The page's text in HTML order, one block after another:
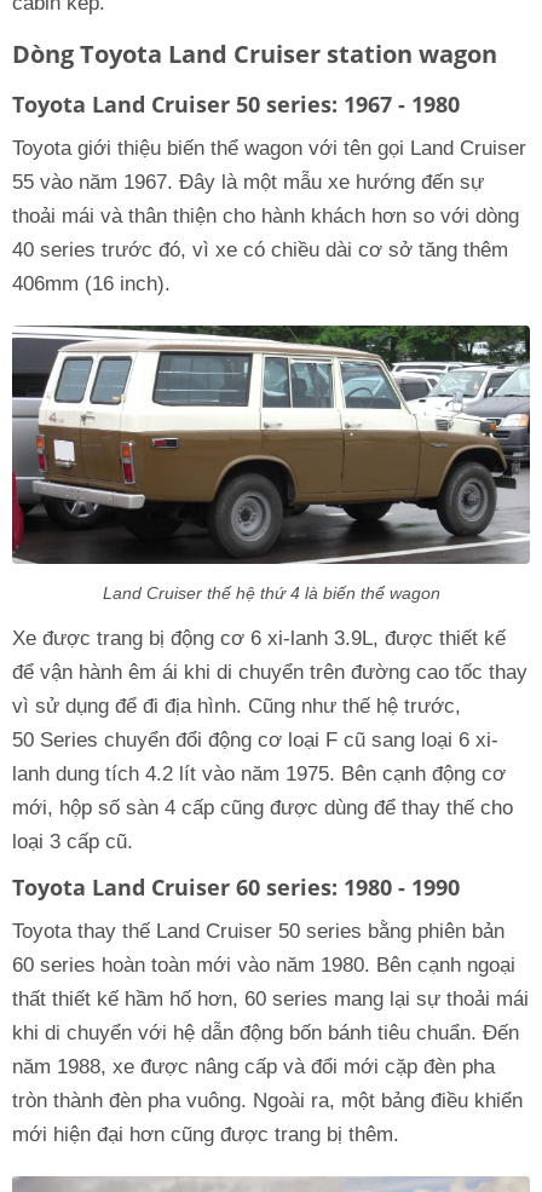
Dòng Toyota Land Cruiser station wagon
Toyota Land Cruiser 50 series: 1967 - 1980
Toyota giới thiệu biến thể wagon với tên gọi Land Cruiser
55 vào năm 1967. Đây là một mẫu xe hướng đến sự
thoải mái và thân thiện cho hành khách hơn so với dòng
40 series trước đó, vì xe có chiều dài cơ sở tăng thêm
406mm (16 inch).
Land Cruiser thế hệ thứ 4 là biến thể wagon
Xe được trang bị động cơ 6 xi-lanh 3.9L, được thiết kế
để vận hành êm ái khi di chuyển trên đường cao tốc thay
vì sử dụng để đi địa hình. Cũng như thế hệ trước,
50 Series chuyển đổi động cơ loại F cũ sang loại 6 xi-
lanh dung tích 4.2 lít vào năm 1975. Bên cạnh động cơ
mới, hộp số sàn 4 cấp cũng được dùng để thay thế cho
loại 3 cấp cũ.
Toyota Land Cruiser 60 series: 1980 - 1990
Toyota thay thế Land Cruiser 50 series bằng phiên bản
60 series hoàn toàn mới vào năm 1980. Bên cạnh ngoại
thất thiết kế hầm hố hơn, 60 series mang lại sự thoải mái
khi di chuyển với hệ dẫn động bốn bánh tiêu chuẩn. Đến
năm 1988, xe được nâng cấp và đổi mới cặp đèn pha
tròn thành đèn pha vuông. Ngoài ra, một bảng điều khiển
mới hiện đại hơn cũng được trang bị thêm.